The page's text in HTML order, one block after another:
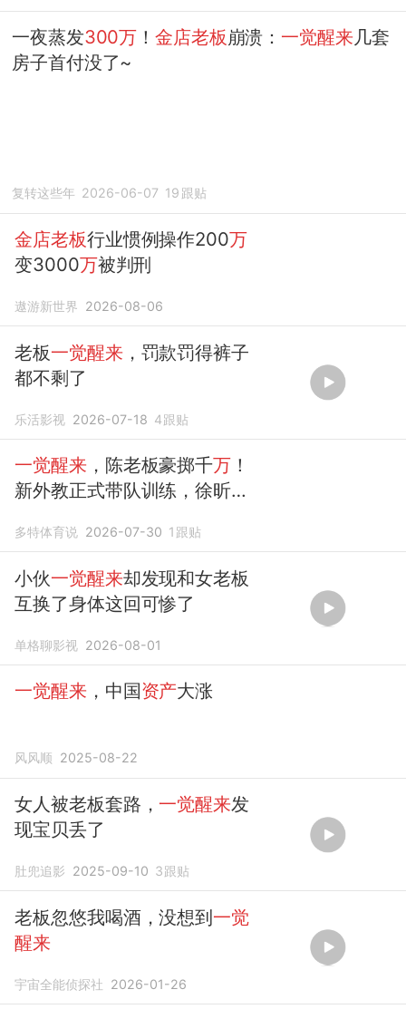
一夜蒸发300万 ！金店老板崩溃： 一觉醒来几套
房子首付没了~
复转这些年 2026-06-07 19 跟贴
金店老板行业惯例操作200万
变3000万被判刑
遨游新世界 2026-08-06
老板一觉醒来，罚款罚得裤子
都不剩了
乐活影视 2026-07-18 4跟贴
一觉醒来，陈老板豪掷千万！
新外教正式带队训练，徐昕替
多特体育说 2026-07-30 1 跟贴
小伙一觉醒来却发现和女老板
互换了身体这回可惨了
单格聊影视 2026-08-01
一觉醒来，中国资产大涨
风风顺 2025-08-22
女人被老板套路， 一觉醒来发
现宝贝丢了
肚兜追影 2025-09-10 3跟贴
老板忽悠我喝酒，没想到一觉
醒来
宇宙全能侦探社 2026-01-26